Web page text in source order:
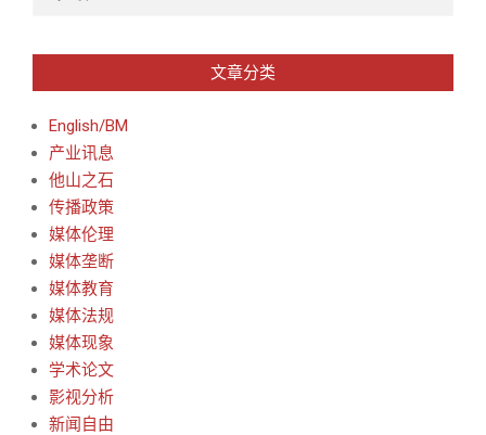
文章分类
English/BM
产业讯息
他山之石
传播政策
媒体伦理
媒体垄断
媒体教育
媒体法规
媒体现象
学术论文
影视分析
新闻自由